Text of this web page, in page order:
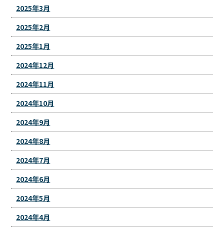
2025年3月
2025年2月
2025年1月
2024年12月
2024年11月
2024年10月
2024年9月
2024年8月
2024年7月
2024年6月
2024年5月
2024年4月